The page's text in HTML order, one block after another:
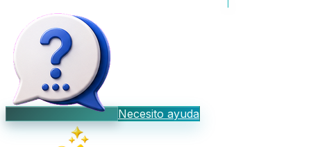
Necesito ayuda